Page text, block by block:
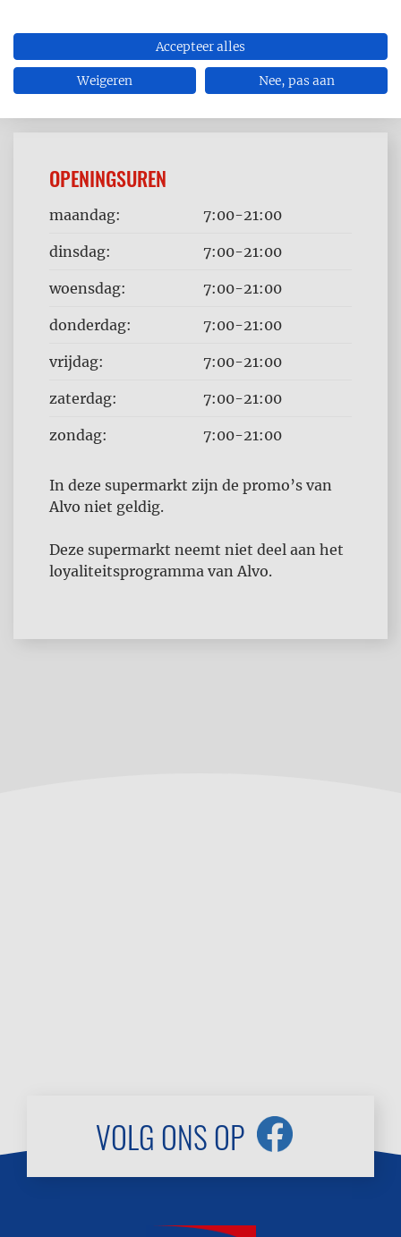
OPENINGSUREN
Dag
Time
maandag: 7:00-21:00
dinsdag: 7:00-21:00
woensdag: 7:00-21:00
donderdag: 7:00-21:00
vrijdag: 7:00-21:00
zaterdag: 7:00-21:00
zondag: 7:00-21:00
In deze supermarkt zijn de promo’s van
Alvo niet geldig.
Deze supermarkt neemt niet deel aan het
loyaliteitsprogramma van Alvo.
VOLG ONS OP
Accepteer alles
Weigeren Nee, pas aan